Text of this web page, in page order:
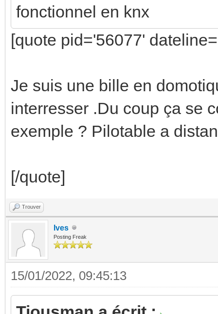
fonctionnel en knx
[quote pid='56077'
Je suis une bille en
interresser .Du coup ça se
exemple ? Pilotable a
[/quote]
Trouver
Ives
Posting Freak
15/01/2022, 09:45:13